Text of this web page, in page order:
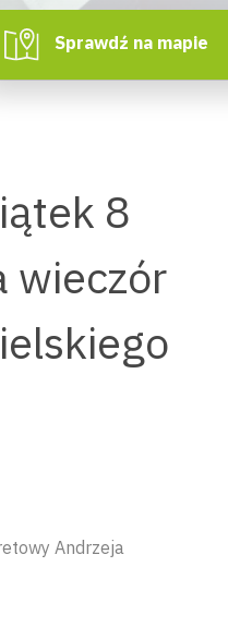
Sprawdź na mapie
8
wieczór
Andrzeja